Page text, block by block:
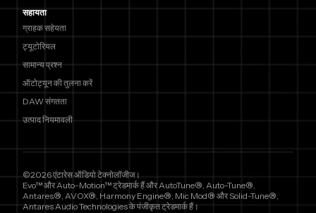
सहायता
ग्राहक सहेयता
ट्यूटोरियल
सामान्य प्रश्न
ऑटोट्यून की तुलना करें
DAW संगतता
उत्पाद नियमावली
©2026 एंटारेस ऑडियो टेक्नोलॉजीज।
Evo™ और Auto-Motion™ ट्रेडमार्क हैं और AutoTune®, Auto-Tune®,
Antares®, AVOX®, Harmony Engine®, Mic Mod® और Solid-Tune®,
Antares Audio Technologies के पंजीकृत ट्रेडमार्क हैं।